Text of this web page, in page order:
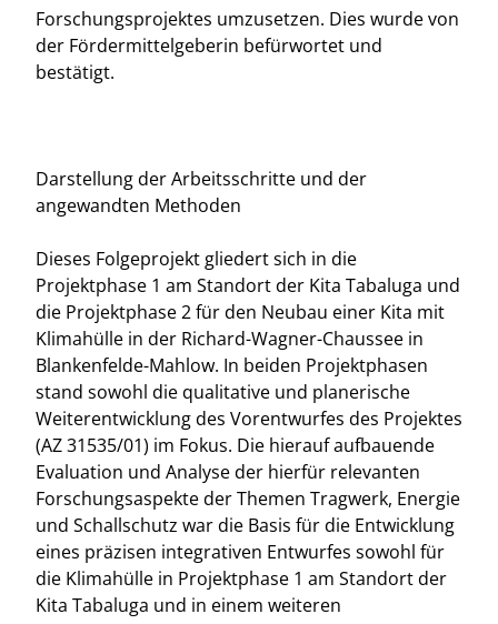
Forschungsprojektes umzusetzen. Dies wurde von
der Fördermittelgeberin befürwortet und
bestätigt.
Darstellung der Arbeitsschritte und der
angewandten Methoden
Dieses Folgeprojekt gliedert sich in die
Projektphase 1 am Standort der Kita Tabaluga und
die Projektphase 2 für den Neubau einer Kita mit
Klimahülle in der Richard-Wagner-Chaussee in
Blankenfelde-Mahlow. In beiden Projektphasen
stand sowohl die qualitative und planerische
Weiterentwicklung des Vorentwurfes des Projektes
(AZ 31535/01) im Fokus. Die hierauf aufbauende
Evaluation und Analyse der hierfür relevanten
Forschungsaspekte der Themen Tragwerk, Energie
und Schallschutz war die Basis für die Entwicklung
eines präzisen integrativen Entwurfes sowohl für
die Klimahülle in Projektphase 1 am Standort der
Kita Tabaluga und in einem weiteren